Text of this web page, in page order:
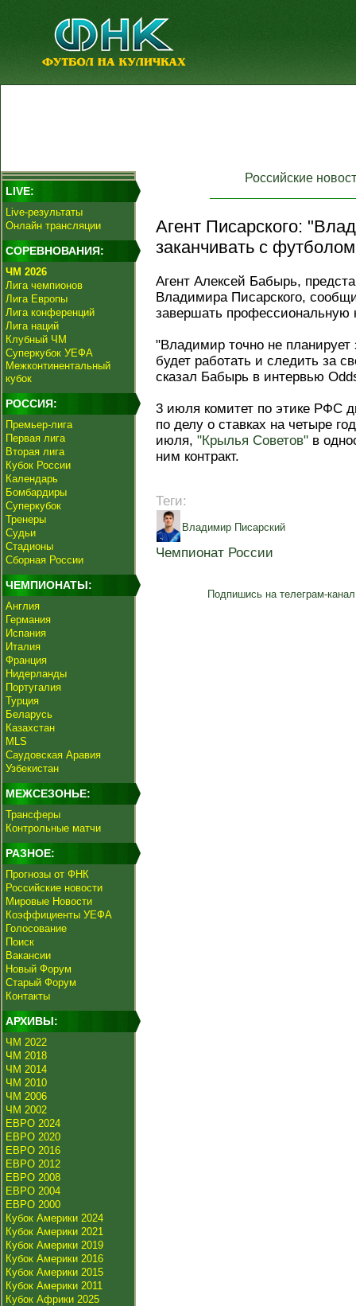
LIVE:
Live-результаты
Онлайн трансляции
СОРЕВНОВАНИЯ:
ЧМ 2026
Лига чемпионов
Лига Европы
Лига конференций
Лига наций
Клубный ЧМ
Суперкубок УЕФА
Межконтинентальный
кубок
РОССИЯ:
Премьер-лига
Первая лига
Вторая лига
Кубок России
Календарь
Бомбардиры
Суперкубок
Тренеры
Судьи
Стадионы
Сборная России
ЧЕМПИОНАТЫ:
Англия
Германия
Испания
Италия
Франция
Нидерланды
Португалия
Турция
Беларусь
Казахстан
MLS
Саудовская Аравия
Узбекистан
МЕЖСЕЗОНЬЕ:
Трансферы
Контрольные матчи
РАЗНОЕ:
Прогнозы от ФНК
Российские новости
Мировые Новости
Коэффициенты УЕФА
Голосование
Поиск
Вакансии
Новый Форум
Старый Форум
Контакты
АРХИВЫ:
ЧМ 2022
ЧМ 2018
ЧМ 2014
ЧМ 2010
ЧМ 2006
ЧМ 2002
ЕВРО 2024
ЕВРО 2020
ЕВРО 2016
ЕВРО 2012
ЕВРО 2008
ЕВРО 2004
ЕВРО 2000
Кубок Америки 2024
Кубок Америки 2021
Кубок Америки 2019
Кубок Америки 2016
Кубок Америки 2015
Кубок Америки 2011
Кубок Африки 2025
Российские
Агент Писарского:
заканчивать с
Агент Алексей Бабырь,
Владимира Писарского,
завершать профессиональную
"Владимир точно не
будет работать и следить за
сказал Бабырь в интервью
3 июля комитет по этике РФС
по делу о ставках на четыре
июля, "Крылья Советов" в
ним контракт.
Теги:
Владимир Писарский
Чемпионат России
Подпишись на телеграм-